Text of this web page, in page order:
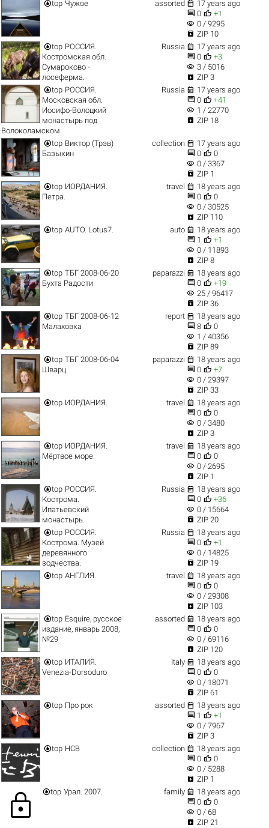
top Чужое assorted  17 years ago
 0  +1
visibility 0 / 9295
 ZIP 10
top РОССИЯ.
Костромская обл.
Сумароково -
лосеферма.
Russia  17 years ago
 0  +3
visibility 3 / 5016
 ZIP 3
top РОССИЯ.
Московская обл.
Иосифо-Волоцкий
монастырь под
Волоколамском.
Russia  17 years ago
 0  +41
visibility 1 / 22770
 ZIP 18
top Виктор (Трэв)
Базыкин
collection  17 years ago
 0  0
visibility 0 / 3367
 ZIP 1
top ИОРДАНИЯ.
Петра.
travel  18 years ago
 0  0
visibility 0 / 30525
 ZIP 110
top AUTO. Lotus7. auto  18 years ago
 1  +1
visibility 0 / 11893
 ZIP 8
top ТБГ 2008-06-20
Бухта Радости
paparazzi  18 years ago
 0  +19
visibility 25 / 96417
 ZIP 36
top ТБГ 2008-06-12
Малаховка
report  18 years ago
 8  0
visibility 1 / 40356
 ZIP 89
top ТБГ 2008-06-04
Шварц
paparazzi  18 years ago
 0  +7
visibility 0 / 29397
 ZIP 33
top ИОРДАНИЯ. travel  18 years ago
 0  0
visibility 0 / 3480
 ZIP 3
top ИОРДАНИЯ.
Мёртвое море.
travel  18 years ago
 0  0
visibility 0 / 2695
 ZIP 1
top РОССИЯ.
Кострома.
Ипатьевский
монастырь.
Russia  18 years ago
 0  +36
visibility 0 / 15664
 ZIP 20
top РОССИЯ.
Кострома. Музей
деревянного
зодчества.
Russia  18 years ago
 0  +1
visibility 0 / 14825
 ZIP 19
top АНГЛИЯ. travel  18 years ago
 0  0
visibility 0 / 29308
 ZIP 103
top Esquire, русское
издание, январь 2008,
№29
assorted  18 years ago
 0  0
visibility 0 / 69116
 ZIP 120
top ИТАЛИЯ.
Venezia-Dorsoduro
Italy  18 years ago
 0  0
visibility 0 / 18071
 ZIP 61
top Про рок assorted  18 years ago
 1  +1
visibility 0 / 7967
 ZIP 3
top HCB collection  18 years ago
 0  0
visibility 0 / 5288
 ZIP 1
lock top Урал. 2007. family  18 years ago
 0  0
visibility 0 / 68
 ZIP 21